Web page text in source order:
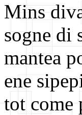
Mins
sogne di
mantea
ene
tot come